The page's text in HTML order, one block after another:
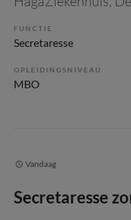
FUNCTIE
Secretaresse
OPLEIDINGSNIVEAU
MBO
Vandaag
Secretaresse